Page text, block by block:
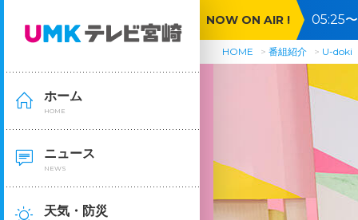
ホーム
HOME
ニュース
NEWS
天気・防災
NOW ON AIR ! 05:25
HOME 番組紹介 U-doki